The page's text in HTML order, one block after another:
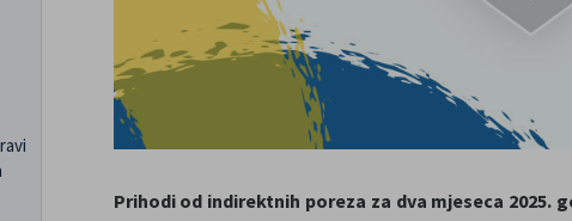
Prihodi od indirektnih poreza za dva mjeseca 2025.